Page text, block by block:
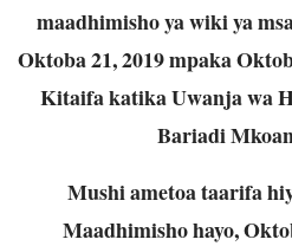
maadhimisho ya wiki ya
Oktoba 21, 2019 mpaka
Kitaifa katika Uwanja wa
Bariadi
Mushi ametoa taarifa
Maadhimisho hayo,